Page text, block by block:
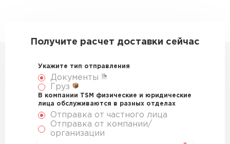
Получите расчет доставки сейчас
Укажите тип отправления
Документы
Груз
В компании TSM физические и юридические
лица обслуживаются в разных отделах
Отправка от частного лица
Отправка от компании/
организации